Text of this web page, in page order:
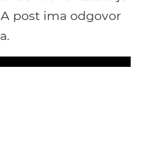
post ima odgovor